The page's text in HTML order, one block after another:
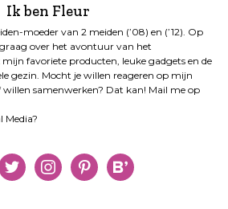
Ik ben Fleur
moeder van 2 meiden (’08) en (’12). Op
graag over het avontuur van het
favoriete producten, leuke gadgets en de
gezin. Mocht je willen reageren op mijn
willen samenwerken? Dat kan! Mail me op
Media?
twitter instagrampinterestbloglovin